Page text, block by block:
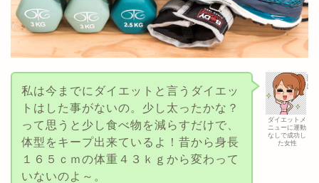
ダイエットメ
ニューに運動
なしで成功し
た女性
私は今までにダイエットと言うダイエッ
トはした事がないの。少し太ったかな？
って思うと少し食べ物を減らすだけで、
体型をキープ出来ているよ！昔から身長
１６５ｃｍの体重４３ｋｇから変わって
いないのよ～。